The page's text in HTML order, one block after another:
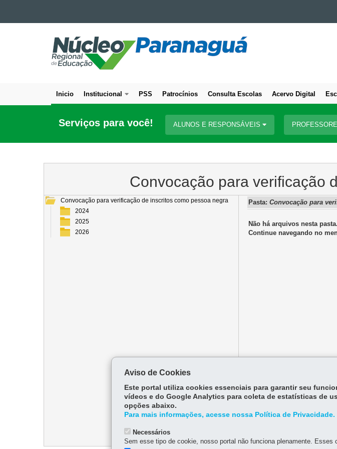
Ir para a navegação
Ir para a busca
NÚCLEO
REGIONAL
DE
PARANAGUÁ
Navegação
principal
Inicio Institucional PSS Patrocínios Consulta Escolas Acervo Digital
Serviços para você! ALUNOS E RESPONSÁVEIS
Convocação para verificação
Convocação para verificação de inscritos como pessoa negra
2024
2025
2026
Pasta: Convocação para
Não há arquivos nesta pasta.
Continue navegando no
Aviso de Cookies
Este portal utiliza cookies essenciais para garantir seu
vídeos e do Google Analytics para coleta de estatísticas de
opções abaixo.
Para mais informações, acesse nossa Política de Privacidade.
Necessários
Sem esse tipo de cookie, nosso portal não funciona plenamente.